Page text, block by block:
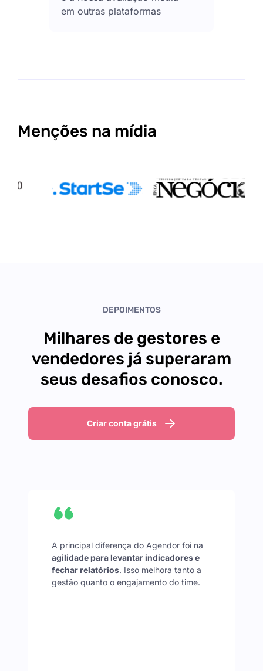
em outras plataformas
Menções na mídia
DEPOIMENTOS
Milhares de gestores e
vendedores já superaram
seus desafios conosco.
Criar conta grátis
A principal diferença do Agendor foi na
agilidade para levantar indicadores e
fechar relatórios. Isso melhora tanto a
gestão quanto o engajamento do time.